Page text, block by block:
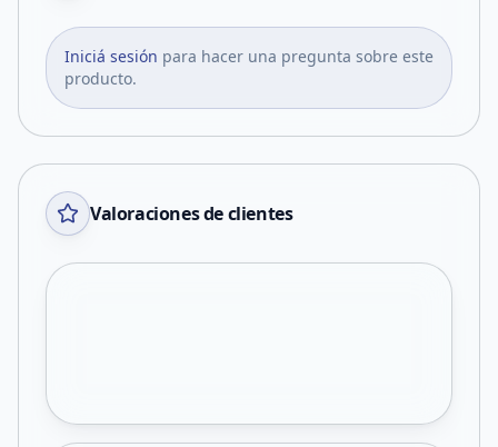
Iniciá sesión para hacer una pregunta sobre este
producto.
Valoraciones de clientes